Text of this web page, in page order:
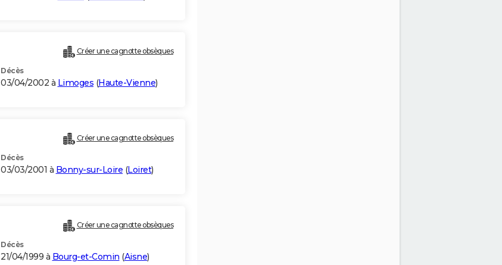
Créer une cagnotte obsèques
Décès
03/04/2002 à Limoges (Haute-Vienne)
Créer une cagnotte obsèques
Décès
03/03/2001 à Bonny-sur-Loire (Loiret)
Créer une cagnotte obsèques
Décès
21/04/1999 à Bourg-et-Comin (Aisne)